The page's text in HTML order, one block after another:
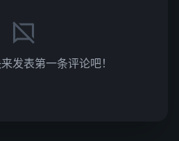
发表第一条评论吧！